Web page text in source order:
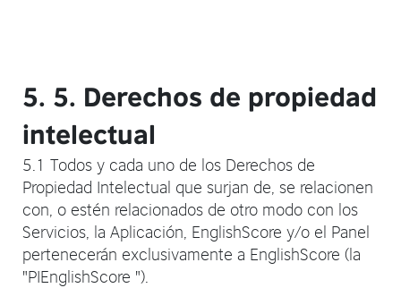
5. 5. Derechos de propiedad
intelectual
5.1 Todos y cada uno de los Derechos de
Propiedad Intelectual que surjan de, se relacionen
con, o estén relacionados de otro modo con los
Servicios, la Aplicación, EnglishScore y/o el Panel
pertenecerán exclusivamente a EnglishScore (la
"PIEnglishScore ").